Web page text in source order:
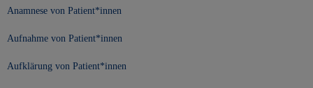
Anamnese von Patient*innen
Aufnahme von Patient*innen
Aufklärung von Patient*innen